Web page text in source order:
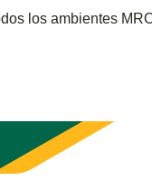
los ambientes